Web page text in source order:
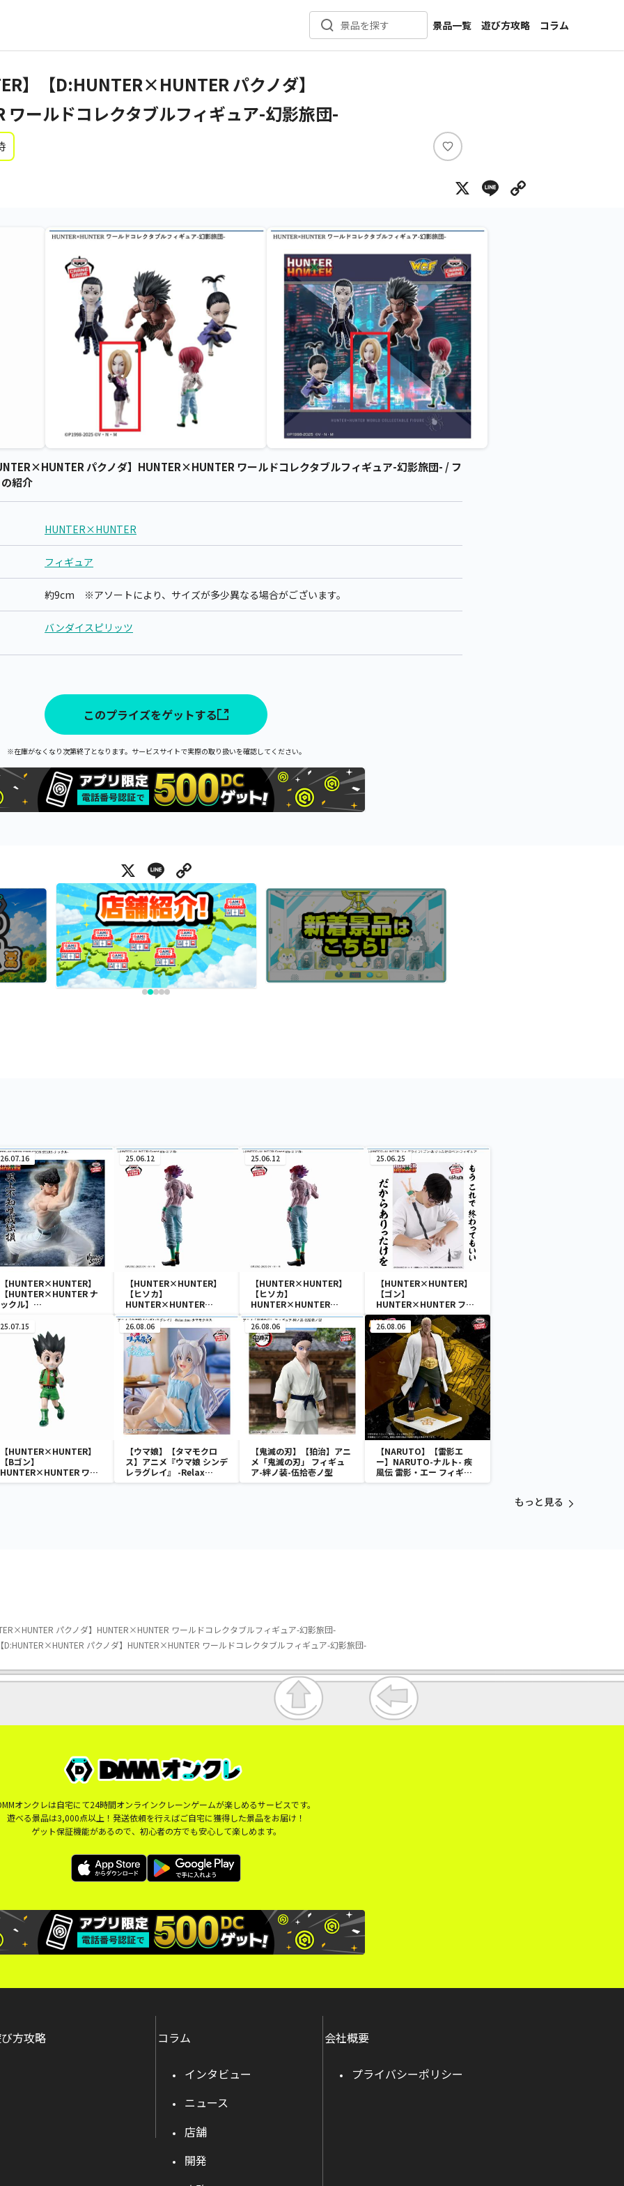
景品を探す
景品一覧
新着景品
遊び方攻略
コラム
インタビュー
】【D:HUNTER×HUNTER パクノダ】
ールドコレクタブルフィギュア-幻影旅団-
い
ね
X Line
パクノダ】HUNTER×HUNTER ワールドコレクタブルフィギュア-幻影旅団- / フ
紹介
HUNTER×HUNTER
フィギュア
約9cm ※アソートにより、サイズが多少異なる場合がございます。
バンダイスピリッツ
このプライズをゲットする
※在庫がなくなり次第終了となります。サービスサイトで実際の取り扱いを確認してください。
X Line
26.07.16
【HUNTER×HUNTER】
【HUNTER×HUNTER ナ
ックル】
VIBRATION STARS-ナッ
クル-
25.06.12
【HUNTER×HUNTER】
【ヒソカ】
HUNTER×HUNTER
Grandista-ヒソカ-
25.06.12
【HUNTER×HUNTER】
【ヒソカ】
HUNTER×HUNTER
Grandista-ヒソカ-
25.06.25
【HUNTER×HUNTER】
【ゴン】
HUNTER×HUNTER フィ
グライフ! ゴン-ありったけ
のペン-フィギュア
25.07.15
【HUNTER×HUNTER】
【Bゴン】
HUNTER×HUNTER ワー
ルドコレクタブルフィギュ
26.08.06
【ウマ娘】【タマモクロ
ス】アニメ『ウマ娘 シンデ
レラグレイ』 -Relax
time-タマモクロス
26.08.06
【鬼滅の刃】【狛治】アニ
メ「鬼滅の刃」 フィギュ
ア-絆ノ装-伍拾壱ノ型
26.08.06
【NARUTO】【雷影エ
ー】NARUTO-ナルト- 疾
風伝 雷影・エー フィギュ
ア～五影集結…!!～
もっと見る
パクノダ】HUNTER×HUNTER ワールドコレクタブルフィギュア-幻影旅団-
D:HUNTER×HUNTER パクノダ】HUNTER×HUNTER ワールドコレクタブルフィギュア-幻影旅団-
オンクレは自宅にて24時間オンラインクレーンゲームが楽しめるサービスです。
遊べる景品は3,000点以上！発送依頼を行えばご自宅に獲得した景品をお届け！
ゲット保証機能があるので、初心者の方でも安心して楽しめます。
方攻略 コラム
インタビュー
ニュース
店舗
開発
会社概要
プライバシーポリシー